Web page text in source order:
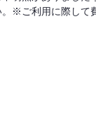
。※ご利用に際して